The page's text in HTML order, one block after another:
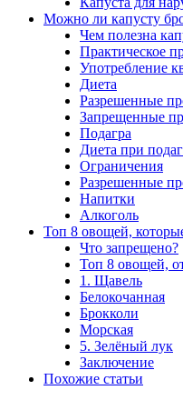
Можно ли капусту
Чем полезна
Практическое
Употребление
Диета
Разрешенные
Запрещенные
Подагра
Диета при
Ограничения
Разрешенные
Напитки
Алкоголь
Топ 8 овощей,
Что запрещено?
Топ 8 овощей,
1. Щавель
Белокочанная
Брокколи
Морская
5. Зелёный лук
Заключение
Похожие статьи